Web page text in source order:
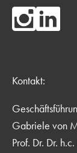
Kontakt:
Gabriele von
Prof. Dr. Dr.